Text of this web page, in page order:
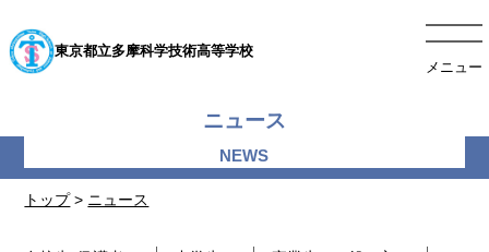
東京都立多摩科学技術高等学校
メニュー
トップ> ニュース
ニュース